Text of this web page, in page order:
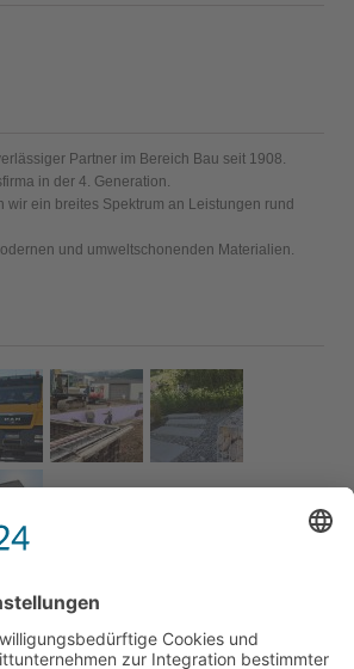
Partner im Bereich Bau seit 1908.
in der 4. Generation.
wir ein breites Spektrum an Leistungen rund
und umweltschonenden Materialien.
Bau